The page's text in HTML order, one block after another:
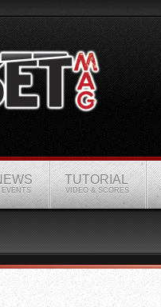
EVENTS
TUTORIAL
VIDEO & SCORES